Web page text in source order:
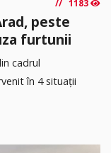
1183
peste
furtunii
cadrul
în 4 situații